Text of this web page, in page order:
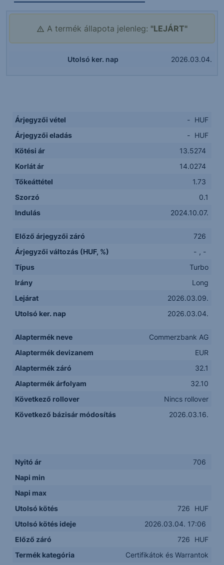
A termék állapota jelenleg: "LEJÁRT"
Utolsó ker. nap 2026.03.04.
Árjegyzői vétel - HUF
Árjegyzői eladás
- HUF
Kötési ár
13.5274
Korlát ár
14.0274
Tőkeáttétel
1.73
Szorzó
0.1
Indulás
2024.10.07.
Előző árjegyzői záró
726
Árjegyzői változás (HUF, %)
- , -
Típus
Turbo
Irány
Long
Lejárat
2026.03.09.
Utolsó ker. nap
2026.03.04.
Alaptermék neve
Commerzbank AG
Alaptermék devizanem
EUR
Alaptermék záró
32.1
Alaptermék árfolyam
32.10
Következő rollover
Nincs rollover
Következő bázisár módosítás
2026.03.16.
Nyitó ár
706
Napi min
Napi max
Utolsó kötés
726
HUF
Utolsó kötés ideje
2026.03.04. 17:06
Előző záró
726
HUF
Termék kategória
Certifikátok és Warrantok